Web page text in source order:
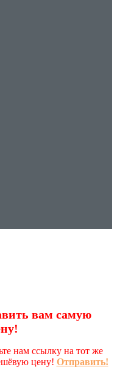
вам самую
нам ссылку на тот же
цену! Отправить!